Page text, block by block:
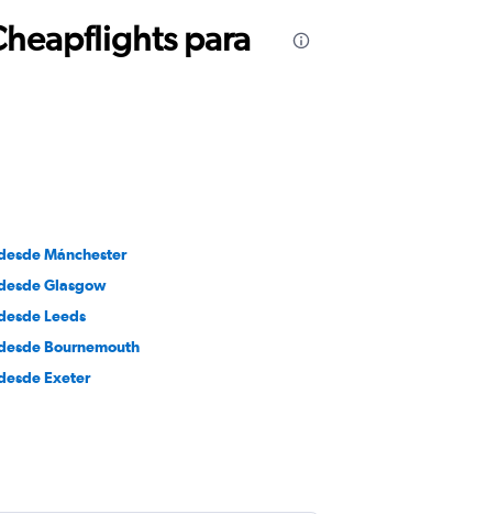
para
Mánchester
Glasgow
Leeds
Bournemouth
Exeter